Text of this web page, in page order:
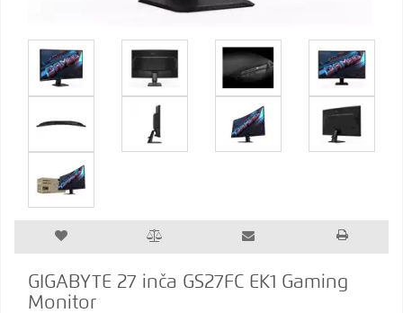
GIGABYTE 27 inča GS27FC EK1 Gaming
Monitor